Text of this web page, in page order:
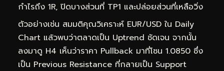
กำไรถึง 1R, ปิดบางส่วนที่ TP1 และปล่อยส่วนที่เหลือวิ่ง
ตัวอย่างเช่น สมมติคุณวิเคราะห์ EUR/USD ใน Daily
Chart แล้วพบว่าตลาดเป็น Uptrend ชัดเจน จากนั้น
ลงมาดู H4 เห็นว่าราคา Pullback มาที่โซน 1.0850 ซึ่ง
เป็น Previous Resistance ที่กลายเป็น Support